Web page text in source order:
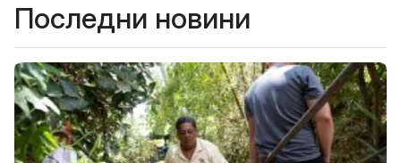
Последни новини